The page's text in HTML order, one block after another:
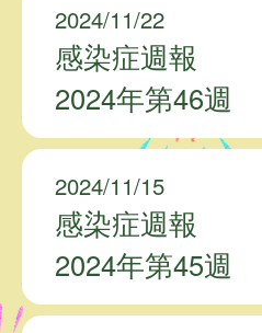
2024/11/22
感染症週報
2024年第46週
2024/11/15
感染症週報
2024年第45週